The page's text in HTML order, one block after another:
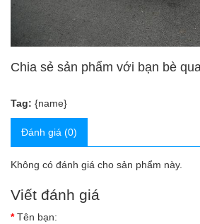
Chia sẻ sản phẩm với bạn bè
Tag: {name}
Đánh giá (0)
Không có đánh giá cho sản phẩm này.
Viết đánh giá
Tên bạn: